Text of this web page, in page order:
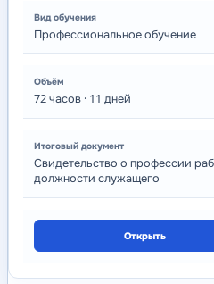
Профессиональное обучение
72часов · 11 дней
Свидетельство о профессии
должности служащего
Открыть